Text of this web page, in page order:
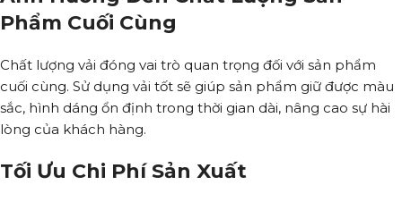
Phẩm Cuối Cùng
Chất lượng vải đóng vai trò quan trọng đối với sản phẩm
cuối cùng. Sử dụng vải tốt sẽ giúp sản phẩm giữ được màu
sắc, hình dáng ổn định trong thời gian dài, nâng cao sự hài
lòng của khách hàng.
Tối Ưu Chi Phí Sản Xuất